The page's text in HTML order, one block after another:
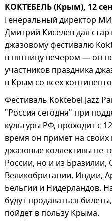
КОКТЕБЕЛЬ (Крым), 12
Генеральный директор
Дмитрий Киселев дал
джазовому фестивалю
в пятницу вечером — он
участников праздника
в Крым со всех
Фестиваль Koktebel Jazz
"Россия сегодня" при
культуры РФ, проходит с
время он примет на
джазовые коллективы не
России, но и из
Великобритании, Индии,
Бельгии и Нидерландов.
будут продаваться
пойдет в пользу Крыма.